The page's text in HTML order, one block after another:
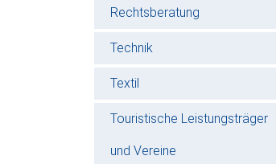
Rechtsberatung
Technik
Textil
Touristische Leistungsträger
und Vereine